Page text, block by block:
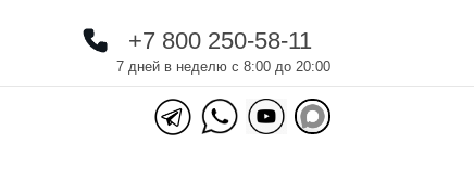
+7 800 250-58-11
7 дней в неделю с 8:00 до 20:00
+7 800 250-58-11